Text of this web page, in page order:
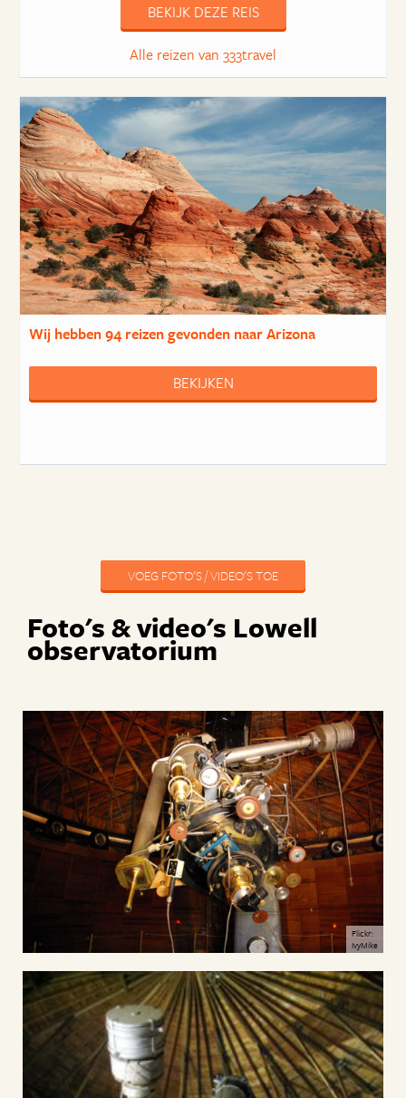
BEKIJK DEZE REIS
Alle reizen van 333travel
Wij hebben94 reizengevonden naar Arizona
BEKIJKEN
VOEG FOTO'S / VIDEO'S TOE
Foto's & video's Lowell
observatorium
Flickr:
IvyMike